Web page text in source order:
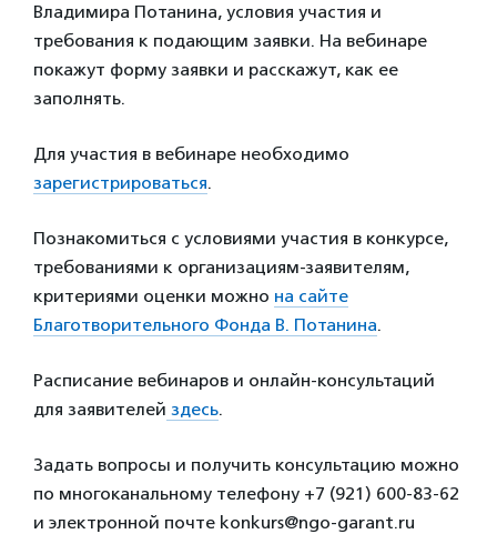
Владимира Потанина, условия участия и
требования к подающим заявки. На вебинаре
покажут форму заявки и расскажут, как ее
заполнять.
Для участия в вебинаре необходимо
зарегистрироваться.
Познакомиться с условиями участия в конкурсе,
требованиями к организациям-заявителям,
критериями оценки можно на сайте
Благотворительного Фонда В. Потанина.
Расписание вебинаров и онлайн-консультаций
для заявителей здесь.
Задать вопросы и получить консультацию можно
по многоканальному телефону +7 (921) 600-83-62
и электронной почте konkurs@ngo-garant.ru